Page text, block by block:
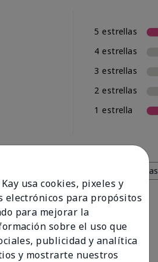
5 estrellas
4 estrellas
3 estrellas
2 estrellas
1 estrella
usa cookies, pixeles y
electrónicos para propósitos
para mejorar la
sobre el uso que
publicidad y analítica
y mostrarte nuestros